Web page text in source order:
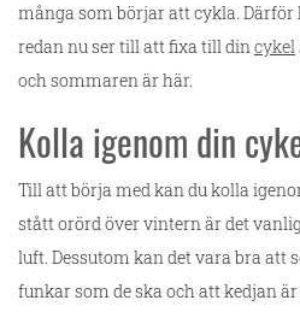
många som börjar att cykla. Därför
redan nu ser till att fixa till dincykel
och sommaren är här.
Kolla igenom din
Till att börja med kan du kolla
stått orörd över vintern är det
luft. Dessutom kan det vara bra att
funkar som de ska och att kedjan